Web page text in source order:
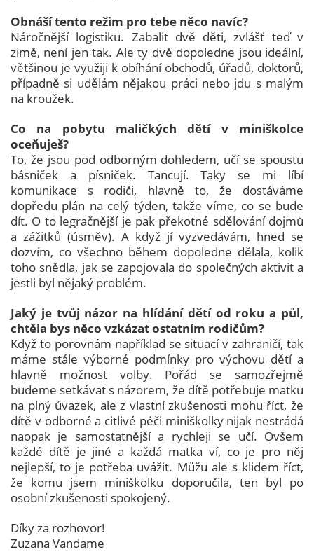
Obnáší tento režim pro tebe něco navíc?
Náročnější logistiku. Zabalit dvě děti, zvlášť teď v
zimě, není jen tak. Ale ty dvě dopoledne jsou ideální,
většinou je využiji k obíhání obchodů, úřadů, doktorů,
případně si udělám nějakou práci nebo jdu s malým
na kroužek.
Co na pobytu maličkých dětí v miniškolce
oceňuješ?
To, že jsou pod odborným dohledem, učí se spoustu
básniček a písniček. Tancují. Taky se mi líbí
komunikace s rodiči, hlavně to, že dostáváme
dopředu plán na celý týden, takže víme, co se bude
dít. O to legračnější je pak překotné sdělování dojmů
a zážitků (úsměv). A když jí vyzvedávám, hned se
dozvím, co všechno během dopoledne dělala, kolik
toho snědla, jak se zapojovala do společných aktivit a
jestli byl nějaký problém.
Jaký je tvůj názor na hlídání dětí od roku a půl,
chtěla bys něco vzkázat ostatním rodičům?
Když to porovnám například se situací v zahraničí, tak
máme stále výborné podmínky pro výchovu dětí a
hlavně možnost volby. Pořád se samozřejmě
budeme setkávat s názorem, že dítě potřebuje matku
na plný úvazek, ale z vlastní zkušenosti mohu říct, že
dítě v odborné a citlivé péči miniškolky nijak nestrádá
naopak je samostatnější a rychleji se učí. Ovšem
každé dítě je jiné a každá matka ví, co je pro něj
nejlepší, to je potřeba uvážit. Můžu ale s klidem říct,
že komu jsem miniškolku doporučila, ten byl po
osobní zkušenosti spokojený.
Díky za rozhovor!
Zuzana Vandame